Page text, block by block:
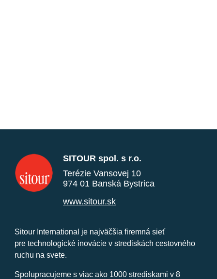
SITOUR spol. s r.o.
Terézie Vansovej 10
974 01 Banská Bystrica
www.sitour.sk
Sitour International je najväčšia firemná sieť
pre technologické inovácie v strediskách cestovného
ruchu na svete.
Spolupracujeme s viac ako 1000 strediskami v 8